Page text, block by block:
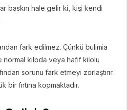
baskın hale gelir ki, kişi kendi
fark edilmez. Çünkü bulimia
normal kiloda veya hafif kilolu
sorunu fark etmeyi zorlaştırır.
bir fırtına kopmaktadır.